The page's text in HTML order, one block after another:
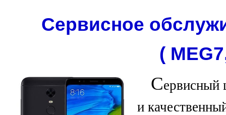
Сервисное
(
Сервисный
и